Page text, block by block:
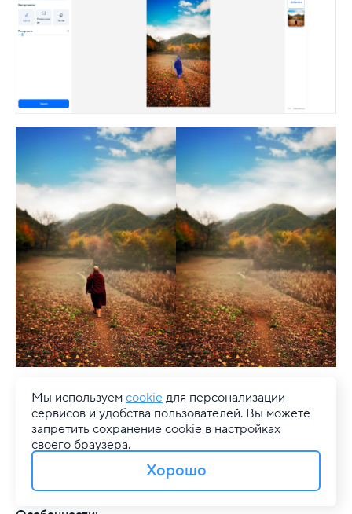
Платформа
: web, Android, iOS
Регистрация: обязательная
Русский язык:есть
Бесплатно:
20 кредитов в сутки
Мы используем cookie для персонализации
сервисов и удобства пользователей. Вы можете
запретить сохранение cookie в настройках
своего браузера.
Хорошо